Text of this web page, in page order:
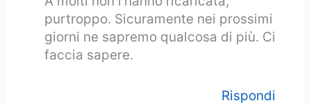
purtroppo. Sicuramente nei prossimi
giorni ne sapremo qualcosa di più. Ci
faccia sapere.
Rispondi